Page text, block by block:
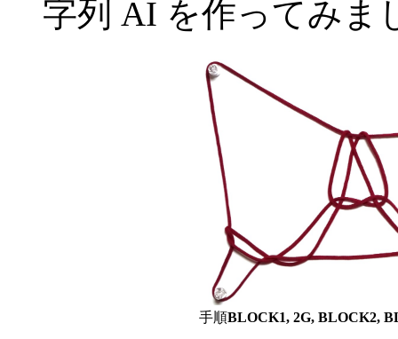
字列 AI を作ってみま
手順BLOCK1, 2G, BLOCK2,